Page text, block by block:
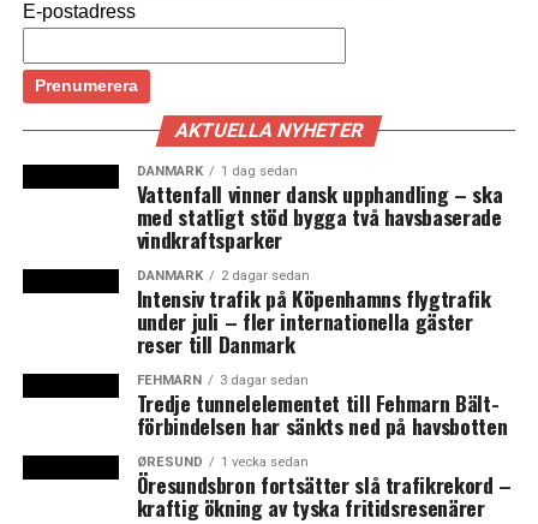
Siffrorna inkluderar inte studenter från Färöarna,
finansiellt stöd för att studera utomlands samt
fullföljer en hel utbildning i ett annat land, därmed inte
utbytesstudenter. Uppgifterna finns tillgängliga via
Nordiska ministerrådets databas
samlas in av Kela – The Social Insurance Institution in
Finland. (News Øresund)
Kraftig höjning av danska konsumentpriserna under
Sverige slopar inreseförbudet på onsdag
E-postadress
AKTUELLA NYHETER
DANMARK 1 dag sedan
Vattenfall vinner dansk upphandling – ska
med statligt stöd bygga två havsbaserade
vindkraftsparker
DANMARK 2 dagar sedan
Intensiv trafik på Köpenhamns flygtrafik
under juli – fler internationella gäster
reser till Danmark
FEHMARN 3 dagar sedan
Tredje tunnelelementet till Fehmarn Bält-
förbindelsen har sänkts ned på havsbotten
ØRESUND 1 vecka sedan
Öresundsbron fortsätter slå trafikrekord –
kraftig ökning av tyska fritidsresenärer